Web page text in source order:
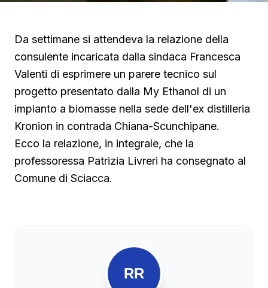
Da settimane si attendeva la relazione della
consulente incaricata dalla sindaca Francesca
Valenti di esprimere un parere tecnico sul
progetto presentato dalla My Ethanol di un
impianto a biomasse nella sede dell'ex distilleria
Kronion in contrada Chiana-Scunchipane.
Ecco la relazione, in integrale, che la
professoressa Patrizia Livreri ha consegnato al
Comune di Sciacca.
RR